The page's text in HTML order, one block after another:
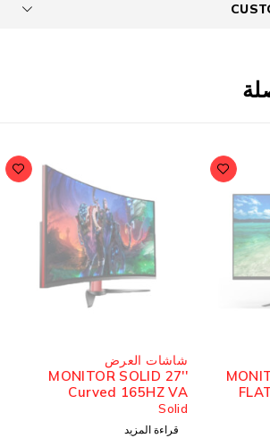
مُباع
شاشات العرض
MONITOR SOLID 27''
Curved 165HZ VA
Solid
قراءة المزيد